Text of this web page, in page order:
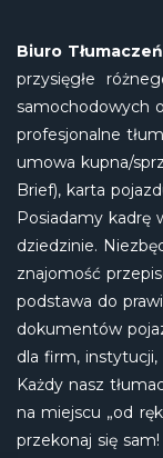
Biuro
przysięgłe
samochodowych
profesjonalne
umowa kupna/
Brief), karta
Posiadamy kadrę
dziedzinie.
znajomość
podstawa do
dokumentów
dla firm,
Każdy nasz
na miejscu „od
przekonaj się sam!